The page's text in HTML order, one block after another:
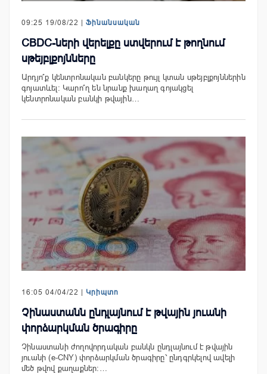
09:25 19/08/22 | Ֆինանսական
CBDC-ների վերելքը ստվերում է թողնում
սթեյբլքոյնները
Արդյո՞ք կենտրոնական բանկերը թույլ կտան սթեյբլքոյններին
գոյատևել: Կարո՞ղ են նրանք խաղաղ գոյակցել
կենտրոնական բանկի թվային…
16:05 04/04/22 | Կրիպտո
Չինաստանն ընդլայնում է թվային յուանի
փորձարկման ծրագիրը
Չինաստանի ժողովորդական բանկն ընդլայնում է թվային
յուանի (e-CNY) փորձարկման ծրագիրը՝ ընդգրկելով ավելի
մեծ թվով քաղաքներ։…